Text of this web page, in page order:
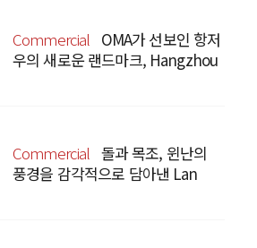
Commercial OMA가 선보인 항저
우의 새로운 랜드마크, Hangzhou
Commercial 돌과 목조, 윈난의
풍경을 감각적으로 담아낸 Lan